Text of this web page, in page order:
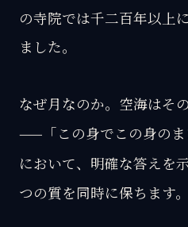
の寺院では千二百年以上
ました。
なぜ月なのか。空海はそ
——「この身でこの身の
において、明確な答えを
つの質を同時に保ちます。